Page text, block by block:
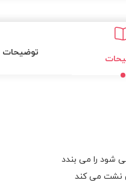
توضیحات
شود را می بندد
نشت می کند